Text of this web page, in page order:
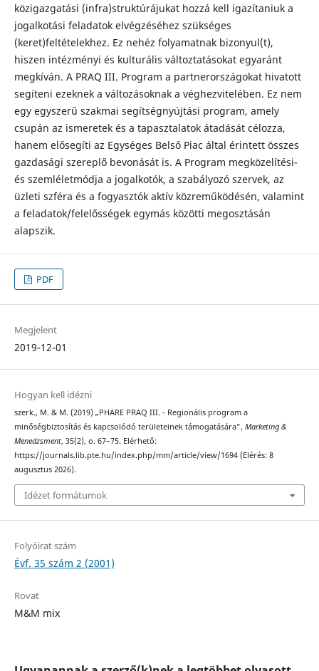
közigazgatási (infra)struktúrájukat hozzá kell igazítaniuk a
jogalkotási feladatok elvégzéséhez szükséges
(keret)feltételekhez. Ez nehéz folyamatnak bizonyul(t),
hiszen intézményi és kulturális változtatásokat egyaránt
megkíván. A PRAQ III. Program a partnerországokat hivatott
segíteni ezeknek a változásoknak a véghezvitelében. Ez nem
egy egyszerű szakmai segítségnyújtási program, amely
csupán az ismeretek és a tapasztalatok átadását célozza,
hanem elősegíti az Egységes Belső Piac által érintett összes
gazdasági szereplő bevonását is. A Program megközelítési-
és szemléletmódja a jogalkotók, a szabályozó szervek, az
üzleti szféra és a fogyasztók aktív közreműködésén, valamint
a feladatok/felelősségek egymás közötti megosztásán
alapszik.
PDF
Megjelent
2019-12-01
Hogyan kell idézni
szerk., M. & M. (2019) „PHARE PRAQ III. - Regionális program a
minőségbiztosítás és kapcsolódó területeinek támogatására”, Marketing &
Menedzsment, 35(2), o. 67–75. Elérhető:
https://journals.lib.pte.hu/index.php/mm/article/view/1694 (Elérés: 8
augusztus 2026).
Idézet formátumok
Folyóirat szám
Évf. 35 szám 2 (2001)
Rovat
M&M mix